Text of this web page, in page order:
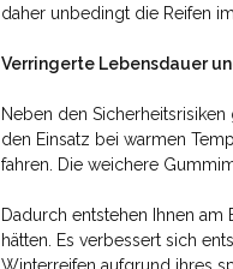
daher unbedingt die Reifen
Verringerte Lebensdauer
Neben den
den Einsatz bei warmen
fahren. Die weichere
Dadurch entstehen Ihnen
hätten. Es verbessert sich